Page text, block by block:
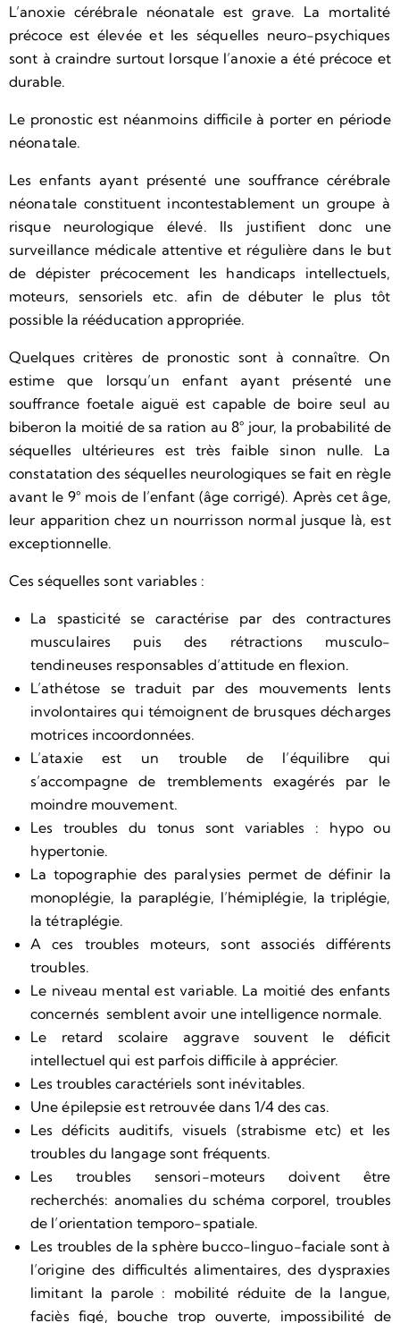
L’anoxie cérébrale néonatale est grave. La mortalité
précoce est élevée et les séquelles neuro-psychiques
sont à craindre surtout lorsque l’anoxie a été précoce et
durable.
Le pronostic est néanmoins difficile à porter en période
néonatale.
Les enfants ayant présenté une souffrance cérébrale
néonatale constituent incontestablement un groupe à
risque neurologique élevé. Ils justifient donc une
surveillance médicale attentive et régulière dans le but
de dépister précocement les handicaps intellectuels,
moteurs, sensoriels etc. afin de débuter le plus tôt
possible la rééducation appropriée.
Quelques critères de pronostic sont à connaître. On
estime que lorsqu’un enfant ayant présenté une
souffrance foetale aiguë est capable de boire seul au
biberon la moitié de sa ration au 8° jour, la probabilité de
séquelles ultérieures est très faible sinon nulle. La
constatation des séquelles neurologiques se fait en règle
avant le 9° mois de l’enfant (âge corrigé). Après cet âge,
leur apparition chez un nourrisson normal jusque là, est
exceptionnelle.
Ces séquelles sont variables :
La spasticité se caractérise par des contractures
musculaires puis des rétractions musculo-
tendineuses responsables d’attitude en flexion.
L’athétose se traduit par des mouvements lents
involontaires qui témoignent de brusques décharges
motrices incoordonnées.
L’ataxie est un trouble de l’équilibre qui
s’accompagne de tremblements exagérés par le
moindre mouvement.
Les troubles du tonus sont variables : hypo ou
hypertonie.
La topographie des paralysies permet de définir la
monoplégie, la paraplégie, l’hémiplégie, la triplégie,
la tétraplégie.
A ces troubles moteurs, sont associés différents
troubles.
Le niveau mental est variable. La moitié des enfants
concernés semblent avoir une intelligence normale.
Le retard scolaire aggrave souvent le déficit
intellectuel qui est parfois difficile à apprécier.
Les troubles caractériels sont inévitables.
Une épilepsie est retrouvée dans 1/4 des cas.
Les déficits auditifs, visuels (strabisme etc) et les
troubles du langage sont fréquents.
Les troubles sensori-moteurs doivent être
recherchés: anomalies du schéma corporel, troubles
de l’orientation temporo-spatiale.
Les troubles de la sphère bucco-linguo-faciale sont à
l’origine des difficultés alimentaires, des dyspraxies
limitant la parole : mobilité réduite de la langue,
faciès figé, bouche trop ouverte, impossibilité de